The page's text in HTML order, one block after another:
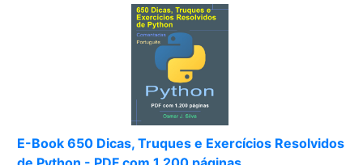
E-Book 650 Dicas, Truques e Exercícios Resolvidos